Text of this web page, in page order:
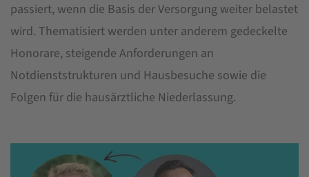
passiert, wenn die Basis der Versorgung weiter belastet
wird. Thematisiert werden unter anderem gedeckelte
Honorare, steigende Anforderungen an
Notdienststrukturen und Hausbesuche sowie die
Folgen für die hausärztliche Niederlassung.